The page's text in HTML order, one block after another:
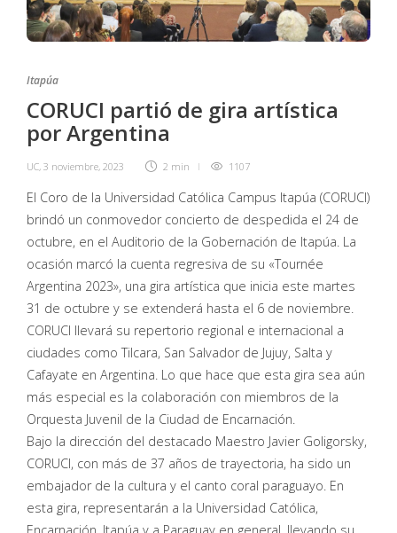
Itapúa
CORUCI partió de gira artística
por Argentina
UC, 3 noviembre, 2023 2 min 1107
El Coro de la Universidad Católica Campus Itapúa (CORUCI)
brindó un conmovedor concierto de despedida el 24 de
octubre, en el Auditorio de la Gobernación de Itapúa. La
ocasión marcó la cuenta regresiva de su «Tournée
Argentina 2023», una gira artística que inicia este martes
31 de octubre y se extenderá hasta el 6 de noviembre.
CORUCI llevará su repertorio regional e internacional a
ciudades como Tilcara, San Salvador de Jujuy, Salta y
Cafayate en Argentina. Lo que hace que esta gira sea aún
más especial es la colaboración con miembros de la
Orquesta Juvenil de la Ciudad de Encarnación.
Bajo la dirección del destacado Maestro Javier Goligorsky,
CORUCI, con más de 37 años de trayectoria, ha sido un
embajador de la cultura y el canto coral paraguayo. En
esta gira, representarán a la Universidad Católica,